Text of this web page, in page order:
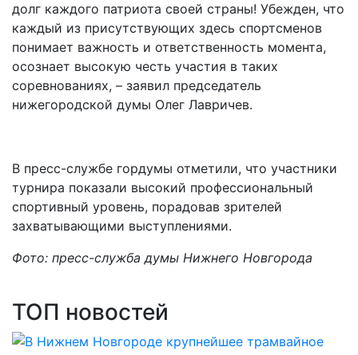
долг каждого патриота своей страны! Убежден, что
каждый из присутствующих здесь спортсменов
понимает важность и ответственность момента,
осознает высокую честь участия в таких
соревнованиях, – заявил председатель
нижегородской думы Олег Лавричев.
В пресс-службе гордумы отметили, что участники
турнира показали высокий профессиональный
спортивный уровень, порадовав зрителей
захватывающими выступлениями.
Фото: пресс-служба думы Нижнего Новгорода
ТОП новостей